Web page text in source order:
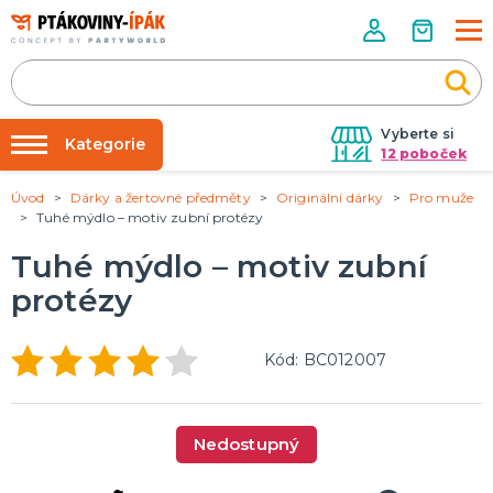
Vyberte si
12 poboček
Půjčovna kostýmů
Nafukování balónků
Prodejny
Rozvoz
Párty Blog
Kategorie
PÁRTY DOPLŇKY
Tématické párty
KARNEVALOVÉ KOSTÝMY
Kostýmy pro dospělé
Kostýmy pro děti
DOPLŇKY A MAKEUP
Úvod Dárky a žertovné předměty Originální dárky
Pro muže
Tuhé mýdlo – motiv zubní protézy
Tuhé mýdlo – motiv zubní
protézy
Kód: BC012007
Nedostupný